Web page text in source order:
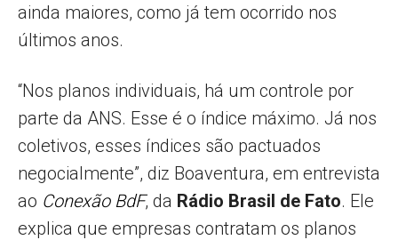
ainda maiores, como já tem ocorrido nos
últimos anos.
“Nos planos individuais, há um controle por
parte da ANS. Esse é o índice máximo. Já nos
coletivos, esses índices são pactuados
negocialmente”, diz Boaventura, em entrevista
ao Conexão BdF, da Rádio Brasil de Fato. Ele
explica que empresas contratam os planos